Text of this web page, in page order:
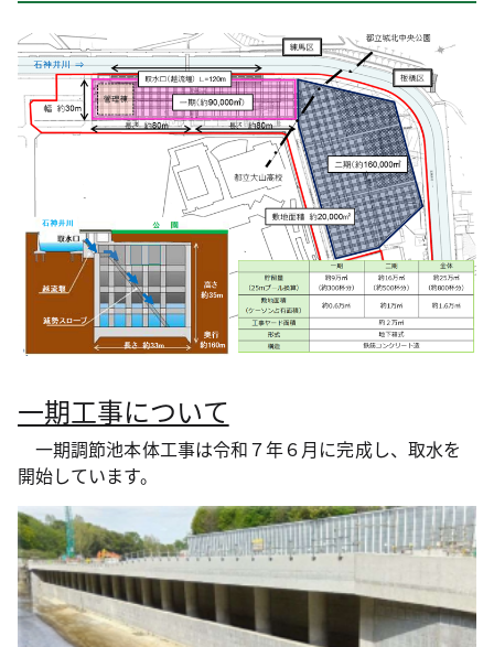
一期工事について
一期調節池本体工事は令和７年６月に完成し、取水を
開始しています。